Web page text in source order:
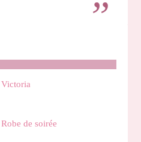
Victoria
Robe de soirée